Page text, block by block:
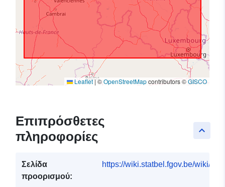
Leaflet|©OpenStreetMapcontributors ©GISCO
keyboard_arrow_up
Επιπρόσθετες
πληροφορίες
Σελίδα
προορισμού:
https://wiki.statbel.fgov.be/wiki/